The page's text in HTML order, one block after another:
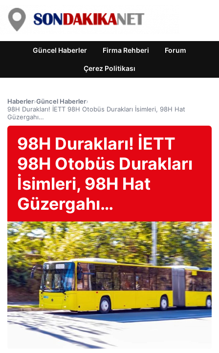
Güncel Haberler Firma Rehberi Forum
Çerez Politikası
Haberler›Güncel Haberler›
98H Durakları! İETT 98H Otobüs Durakları İsimleri, 98H Hat
Güzergahı…
98H Durakları! İETT
98H Otobüs Durakları
İsimleri, 98H Hat
Güzergahı…